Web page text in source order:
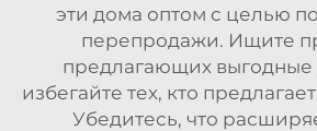
эти дома оптом с целью
перепродажи. Ищите
предлагающих выгодные
избегайте тех, кто
Убедитесь, что